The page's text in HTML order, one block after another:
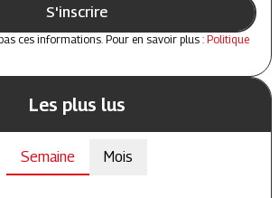
S'inscrire
ces informations. Pour en savoir plus : Politique
Les plus lus
Semaine Mois